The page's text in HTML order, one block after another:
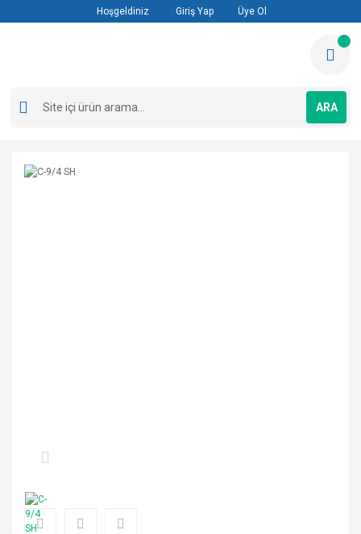
Hoşgeldiniz Giriş Yap Üye Ol
ARA